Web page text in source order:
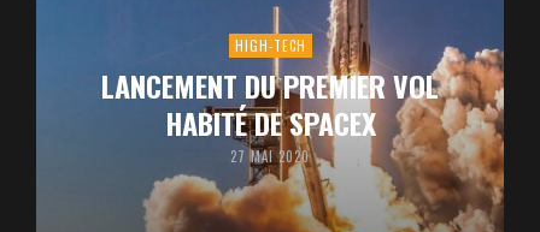
HIGH-TECH
LANCEMENT DU PREMIER VOL
HABITÉ DE SPACEX
27 MAI 2020